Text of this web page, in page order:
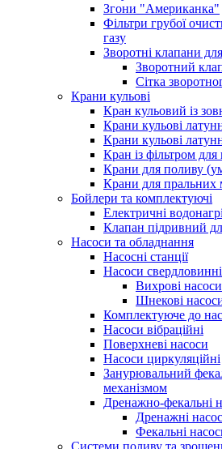
Згони "Американка"
Фільтри грубої
газу
Зворотні клапани
Зворотний
Сітка
Крани кульові
Кран кульовий із
Крани кульові
Крани кульові
Кран із фільтром для
Крани для поливу
Крани для
Бойлери та комплектуючі
Електричні
Клапан підривний
Насоси та обладнання
Насосні станції
Насоси свердловинні
Вихрові насоси
Шнекові
Комплектуюче до
Насоси вібраційні
Поверхневі насоси
Насоси циркуляційні
Занурювальний
механізмом
Дренажно-фекальні
Дренажні
Фекальні
Системи поливу та